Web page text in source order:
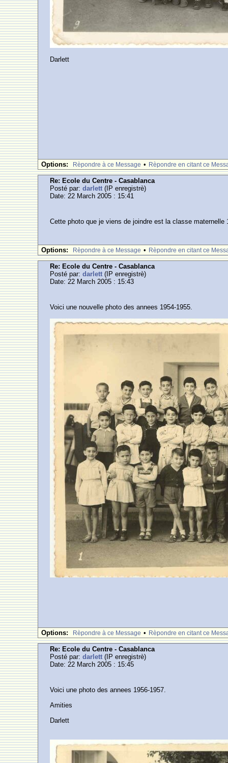
Darlett
Options: Rèpondre à ce Message • Rèpondre en citant ce
Re: Ecole du Centre - Casablanca
Posté par:darlett (IP enregistrè)
Date: 22 March 2005 : 15:41
Cette photo que je viens de joindre est la classe maternelle
Options: Rèpondre à ce Message • Rèpondre en citant ce
Re: Ecole du Centre - Casablanca
Posté par:darlett (IP enregistrè)
Date: 22 March 2005 : 15:43
Voici une nouvelle photo des annees 1954-1955.
Options: Rèpondre à ce Message • Rèpondre en citant ce
Re: Ecole du Centre - Casablanca
Posté par:darlett (IP enregistrè)
Date: 22 March 2005 : 15:45
Voici une photo des annees 1956-1957.
Amities
Darlett